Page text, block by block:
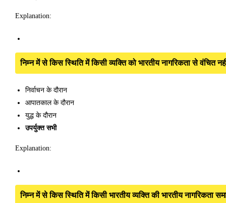
Explanation:
निम्न में से किस स्थिति में किसी व्यक्ति को भारतीय नागरिकता से वंचित
निर्वाचन के दौरान
आपातकाल के दौरान
युद्ध के दौरान
उपर्युक्त सभी
Explanation:
निम्न में से किस स्थिति में किसी भारतीय व्यक्ति की भारतीय नागरिकता